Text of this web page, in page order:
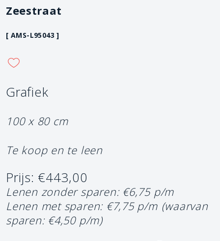
Zeestraat
[ AMS-L95043 ]
Grafiek
100 x 80 cm
Te koop en te leen
Prijs: €443,00
Lenen zonder sparen: €6,75 p/m
Lenen met sparen: €7,75 p/m (waarvan
sparen: €4,50 p/m)